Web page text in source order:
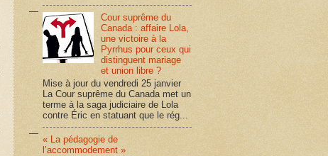
Cour suprême du
Canada : affaire Lola,
une victoire à la
Pyrrhus pour ceux qui
distinguent mariage
et union libre ?
Mise à jour du vendredi 25 janvier
La Cour suprême du Canada met un
terme à la saga judiciaire de Lola
contre Éric en statuant que le rég...
« La pédagogie de
l’accommodement »